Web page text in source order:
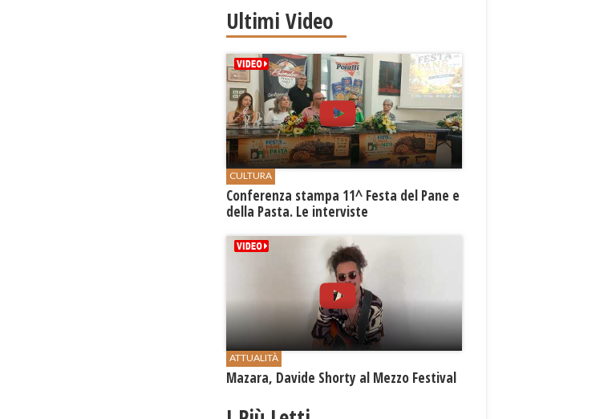
Ultimi Video
CULTURA
Conferenza stampa 11^ Festa del Pane e
della Pasta. Le interviste
ATTUALITÀ
Mazara, Davide Shorty al Mezzo Festival